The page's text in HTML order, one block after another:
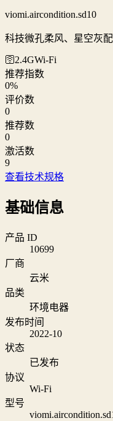
viomi.aircondition.sd10
科技微孔柔风、星空灰
🛜2.4GWi‑Fi
推荐指数
0%
评价数
0
推荐数
0
激活数
9
查看技术规格
基础信息
产品 ID
10699
厂商
云米
品类
环境电器
发布时间
2022-10
状态
已发布
协议
Wi‑Fi
型号